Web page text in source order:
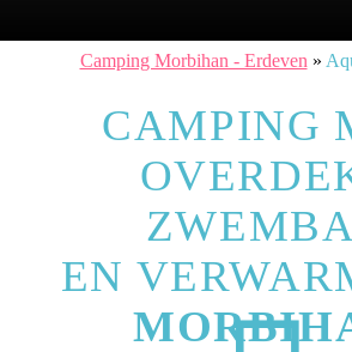
Camping Morbihan - Erdeven »
CAMPING
EN